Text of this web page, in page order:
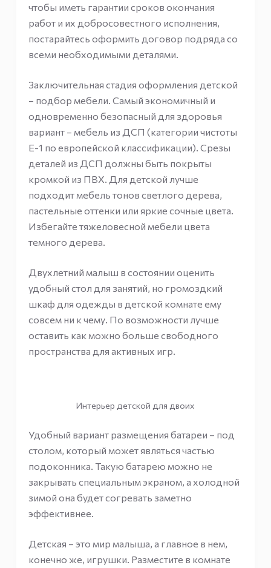
чтобы иметь гарантии сроков окончания
работ и их добросовестного исполнения,
постарайтесь оформить договор подряда со
всеми необходимыми деталями.
Заключительная стадия оформления детской
– подбор мебели. Самый экономичный и
одновременно безопасный для здоровья
вариант – мебель из ДСП (категории чистоты
Е-1 по европейской классификации). Срезы
деталей из ДСП должны быть покрыты
кромкой из ПВХ. Для детской лучше
подходит мебель тонов светлого дерева,
пастельные оттенки или яркие сочные цвета.
Избегайте тяжеловесной мебели цвета
темного дерева.
Двухлетний малыш в состоянии оценить
удобный стол для занятий, но громоздкий
шкаф для одежды в детской комнате ему
совсем ни к чему. По возможности лучше
оставить как можно больше свободного
пространства для активных игр.
Интерьер детской для двоих
Удобный вариант размещения батареи – под
столом, который может являться частью
подоконника. Такую батарею можно не
закрывать специальным экраном, а холодной
зимой она будет согревать заметно
эффективнее.
Детская – это мир малыша, а главное в нем,
конечно же, игрушки. Разместите в комнате